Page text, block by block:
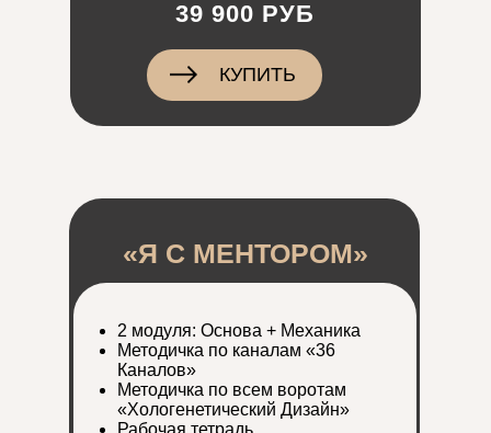
«Я С МЕНТОРОМ»
2 модуля: Основа + Механика
Методичка по каналам «36
Каналов»
Методичка по всем воротам
«Хологенетический Дизайн»
Рабочая тетрадь
39 900 РУБ
КУПИТЬ